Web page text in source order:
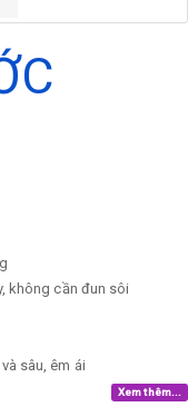
không cần đun sôi
sâu, êm ái
Xem thêm...